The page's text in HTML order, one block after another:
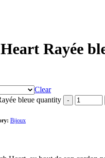
Rayée
Clear
bleue quantity
Bijoux